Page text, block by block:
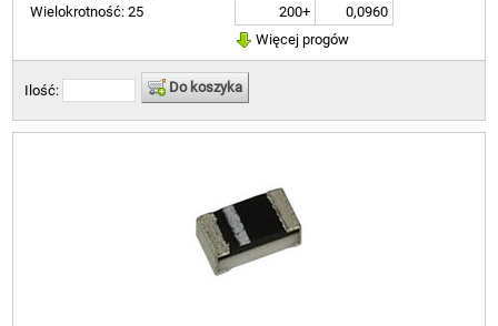
Wielokrotność: 25
200+
0,0960
Więcej progów
Ilość: Do koszyka